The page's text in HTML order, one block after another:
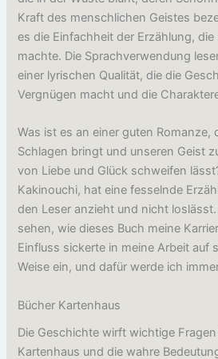
Kraft des menschlichen Geistes
es die Einfachheit der Erzählung,
machte. Die Sprachverwendung
einer lyrischen Qualität, die die
Vergnügen macht und die
Was ist es an einer guten Romanze,
Schlagen bringt und unseren Geist
von Liebe und Glück schweifen
Kakinouchi, hat eine fesselnde
den Leser anzieht und nicht
sehen, wie dieses Buch meine
Einfluss sickerte in meine Arbeit auf
Weise ein, und dafür werde ich
Bücher Kartenhaus
Die Geschichte wirft wichtige
Kartenhaus und die wahre